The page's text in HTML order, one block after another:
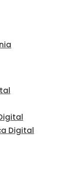
Digital